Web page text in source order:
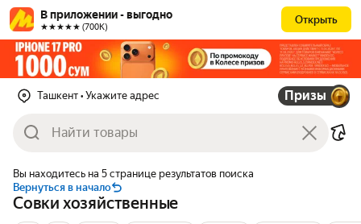
В приложении - выгодно
★★★★★ (700К)
Открыть
Ташкент • Укажите адрес Призы
Вы находитесь на 5 странице результатов поиска
Вернуться в начало
Совки хозяйственные